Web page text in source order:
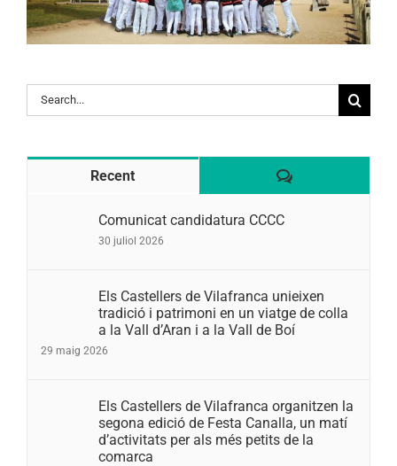
Search
for:
Recent Comentaris
Comunicat candidatura CCCC
30 juliol 2026
Els Castellers de Vilafranca unieixen
tradició i patrimoni en un viatge de colla
a la Vall d’Aran i a la Vall de Boí
29 maig 2026
Els Castellers de Vilafranca organitzen la
segona edició de Festa Canalla, un matí
d’activitats per als més petits de la
comarca